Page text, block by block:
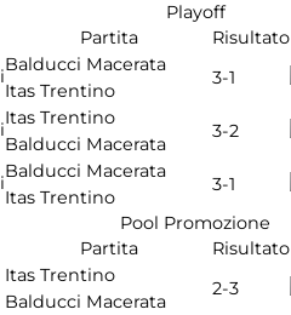
Playoff
Partita Risultato
Balducci Macerata
Itas Trentino
3-1
Itas Trentino
Balducci Macerata
3-2
Balducci Macerata
Itas Trentino
3-1
Pool Promozione
Partita Risultato
Itas Trentino
Balducci Macerata
2-3